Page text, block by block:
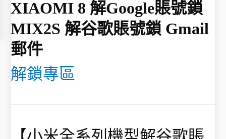
XIAOMI 8 解Google賬號鎖
MIX2S 解谷歌賬號鎖 Gmail
郵件
解鎖專區